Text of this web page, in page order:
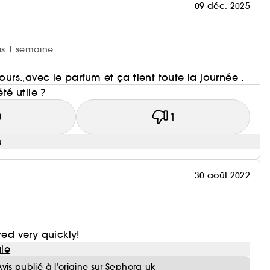
09 déc. 2025
1 semaine
le parfum et ça tient toute la journée .
utile ?
1
30 août 2022
very quickly!
publié à l’origine sur Sephora-uk